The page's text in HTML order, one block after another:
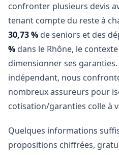
confronter plusieurs devis
tenant compte du reste à
30,73 % de seniors et des
% dans le Rhône, le
dimensionner ses
indépendant, nous
nombreux assureurs pour
cotisation/garanties colle à
Quelques informations
propositions chiffrées,